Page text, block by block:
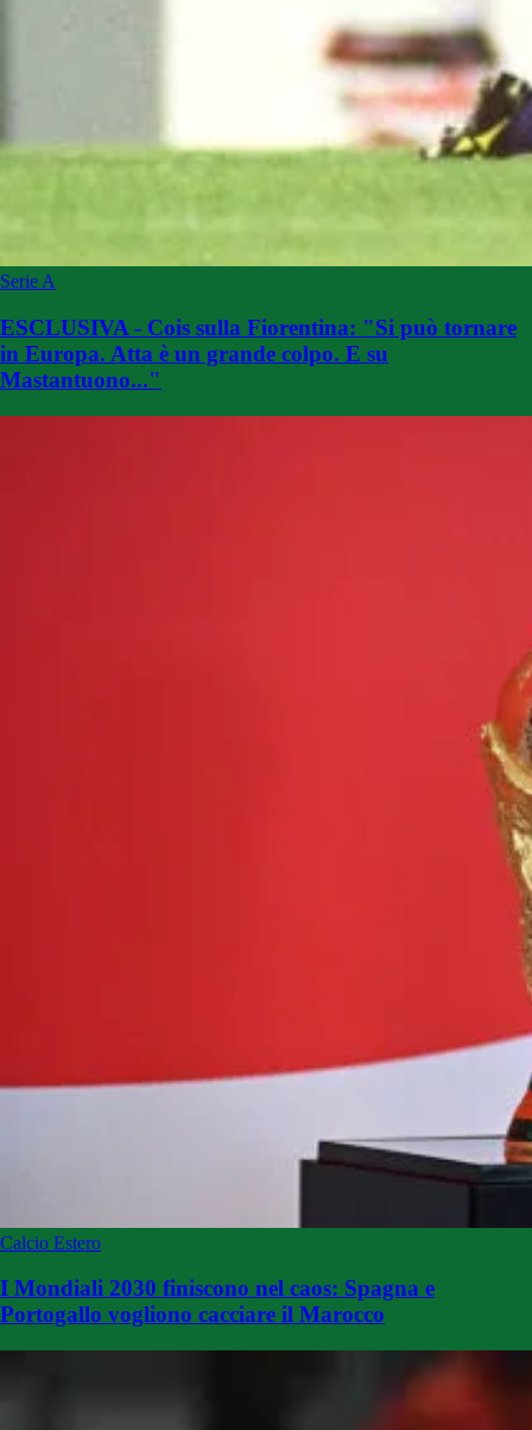
Serie A
ESCLUSIVA - Cois sulla Fiorentina: "Si può tornare
in Europa. Atta è un grande colpo. E su
Mastantuono..."
Calcio Estero
I Mondiali 2030 finiscono nel caos: Spagna e
Portogallo vogliono cacciare il Marocco